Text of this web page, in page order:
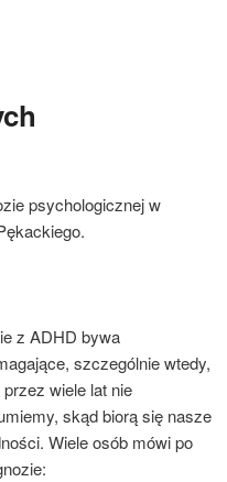
psychologicznej w
z ADHD bywa
szczególnie wtedy,
wiele lat nie
skąd biorą się nasze
Wiele osób mówi po